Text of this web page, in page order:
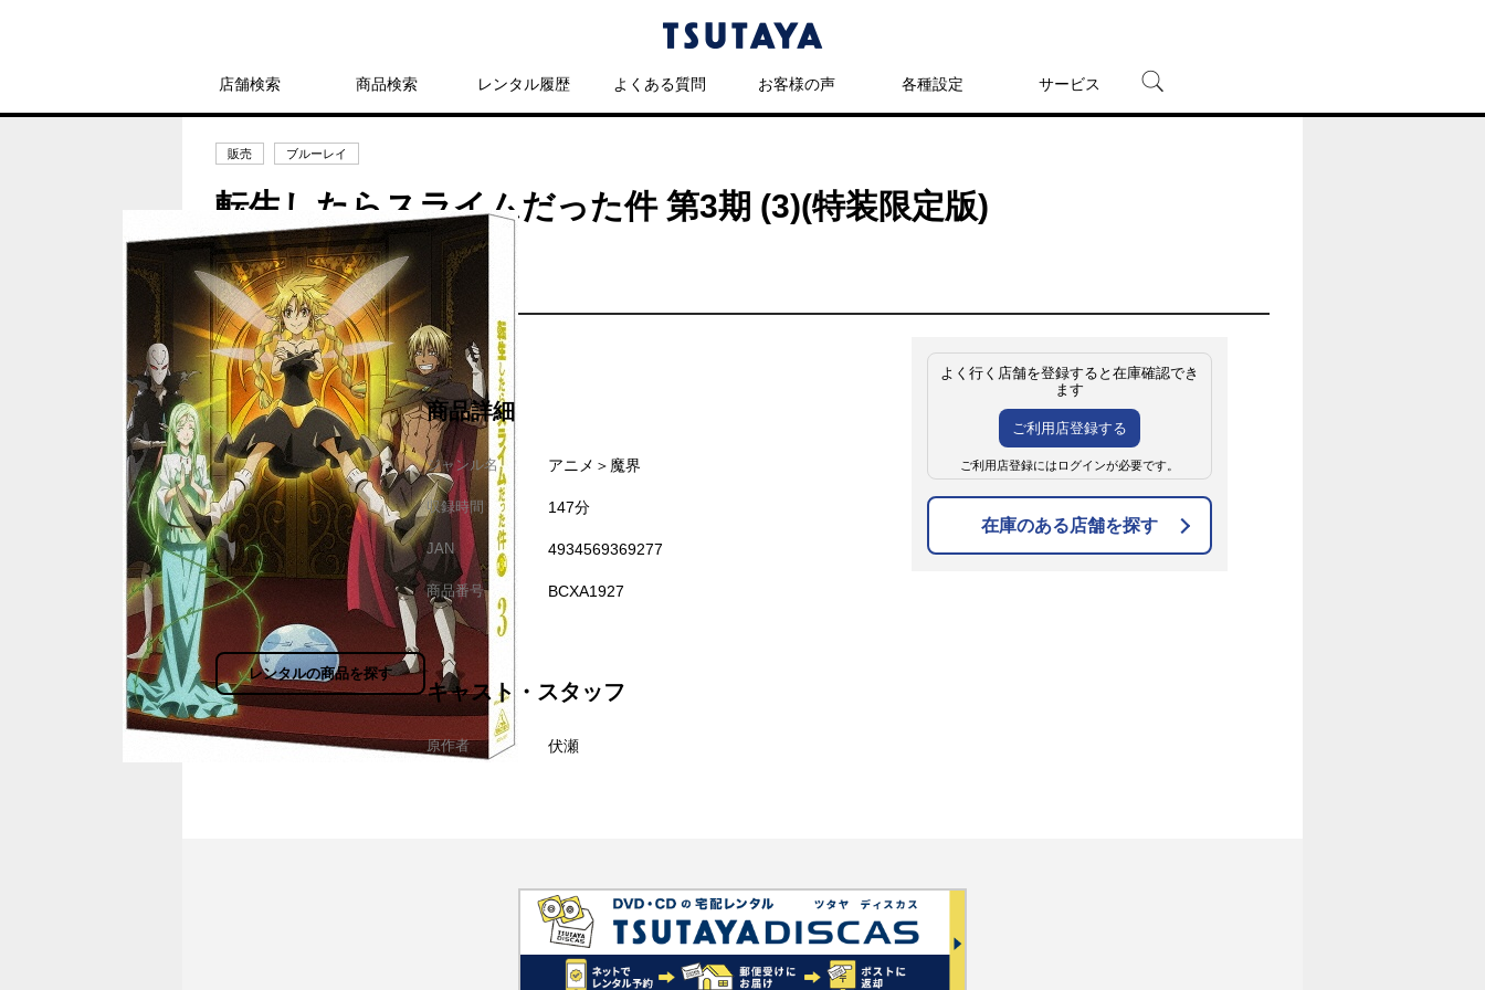
店舗検索 商品検索 レンタル履歴 よくある質問 お客様の声 各種設定 サービス
販売 ブルーレイ
転生したらスライムだった件 第3期 (3)(特装限定版)
19,800円
発売日：2024年9月25日
レンタルの商品を探す
商品詳細
ジャンル名 アニメ＞魔界
収録時間 147分
JAN 4934569369277
商品番号 BCXA1927
キャスト・スタッフ
原作者 伏瀬
よく行く店舗を登録すると在庫確認でき
ます
ご利用店登録する
ご利用店登録にはログインが必要です。
在庫のある店舗を探す